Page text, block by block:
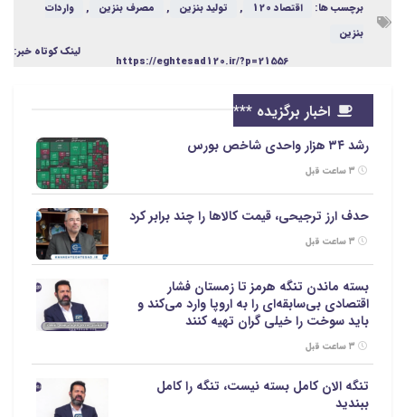
برچسب ها: اقتصاد 120 , تولید بنزین , مصرف بنزین ,
واردات
بنزین
لینک کوتاه خبر:
https://eghtesad120.ir/?p=21556
اخبار برگزیده ***
رشد ۳۴ هزار واحدی شاخص بورس
حدف ارز ترجیحی، قیمت کالاها را چند برابر کرد
بسته ماندن تنگه هرمز تا زمستان فشار
اقتصادی بی‌سابقه‌ای را به اروپا وارد می‌کند و
باید سوخت را خیلی گران تهیه کنند
تنگه الان کامل بسته نیست، تنگه را کامل
ببندید